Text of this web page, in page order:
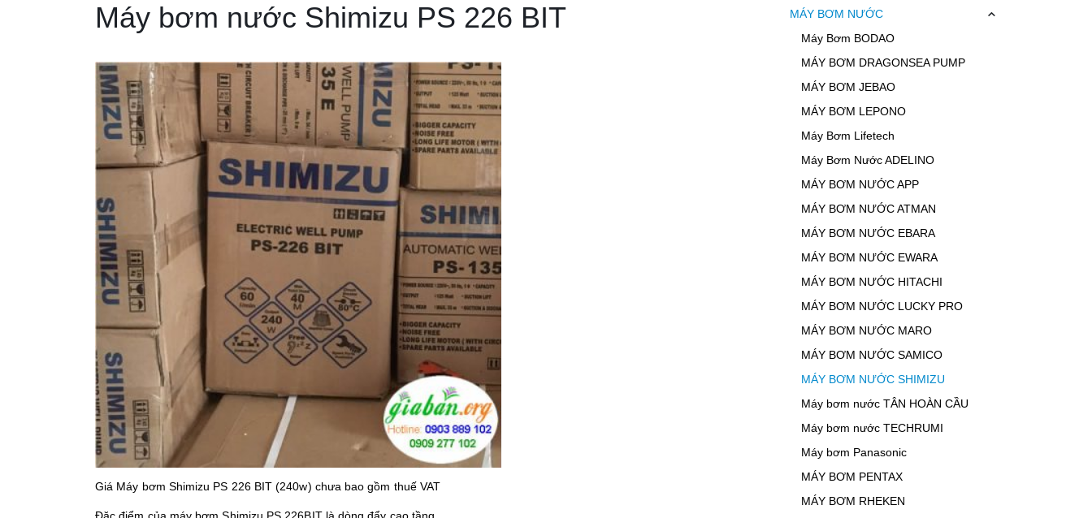
Máy bơm nước Shimizu PS 226 BIT
Giá Máy bơm Shimizu PS 226 BIT (240w) chưa bao gồm thuế VAT
MÁY BƠM NƯỚC
Máy Bơm BODAO
MÁY BƠM DRAGONSEA PUMP
MÁY BƠM JEBAO
MÁY BƠM LEPONO
Máy Bơm Lifetech
Máy Bơm Nước ADELINO
MÁY BƠM NƯỚC APP
MÁY BƠM NƯỚC ATMAN
MÁY BƠM NƯỚC EBARA
MÁY BƠM NƯỚC EWARA
MÁY BƠM NƯỚC HITACHI
MÁY BƠM NƯỚC LUCKY PRO
MÁY BƠM NƯỚC MARO
MÁY BƠM NƯỚC SAMICO
MÁY BƠM NƯỚC SHIMIZU
Máy bơm nước TÂN HOÀN CẦU
Máy bơm nước TECHRUMI
Máy bơm Panasonic
MÁY BƠM PENTAX
MÁY BƠM RHEKEN